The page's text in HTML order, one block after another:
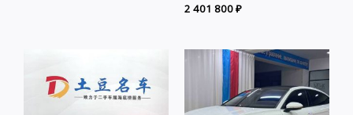
2 401 800₽